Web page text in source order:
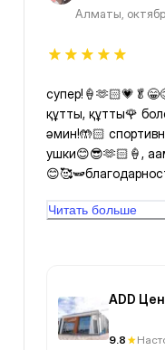
Алматы,
құтты, құтты🌹
әмин!🤲🏻 спортивно подтянутые (болайык), а не за
ушки😊😎🫶🏻🍦,
😊🥰🫛благодарности за вощможности
❤️ улыбками , жарқырап😝😝, 😁😄😃😀😆😅😁жүруді
🦋🐛учиться, но умеренным подходом, рассчётом
сил, и восстановлений,
Читать больше
ADD
9.8